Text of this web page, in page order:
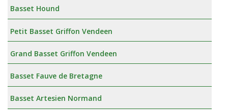
Basset Hound
Petit Basset Griffon Vendeen
Grand Basset Griffon Vendeen
Basset Fauve de Bretagne
Basset Artesien Normand